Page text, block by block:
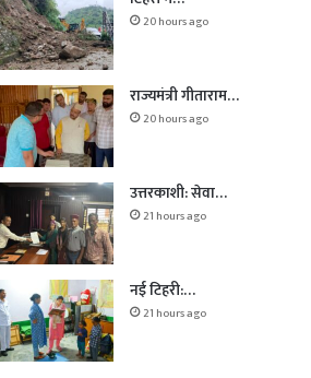
20 hours ago
राज्यमंत्री गीताराम…
20 hours ago
उत्तरकाशी: सेवा…
21 hours ago
नई टिहरी:…
21 hours ago